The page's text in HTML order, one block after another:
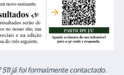
511 já foi formalmente contactado.